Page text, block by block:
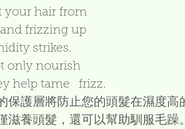
your hair from
frizzing up
strikes.
only nourish
help tame   frizz.
保護層將防止您的頭髮在濕度高
滋養頭髮，還可以幫助馴服毛躁。